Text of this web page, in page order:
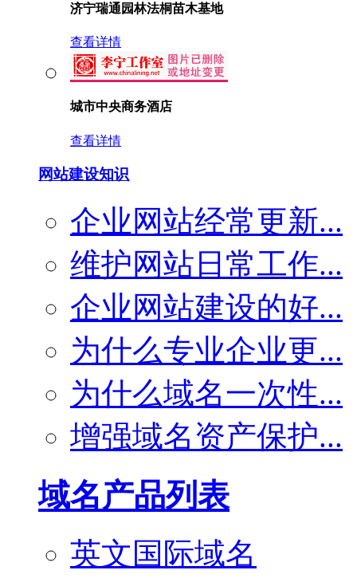
济宁瑞通园林法桐苗木基地
查看详情
城市中央商务酒店
查看详情
网站建设知识
企业网站经常更新...
维护网站日常工作...
企业网站建设的好...
为什么专业企业更...
为什么域名一次性...
增强域名资产保护...
域名产品列表
英文国际域名